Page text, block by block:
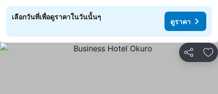
เลือกวันที่เพื่อดูราคาในวันนั้นๆ
ดูราคา
แชร์ เ